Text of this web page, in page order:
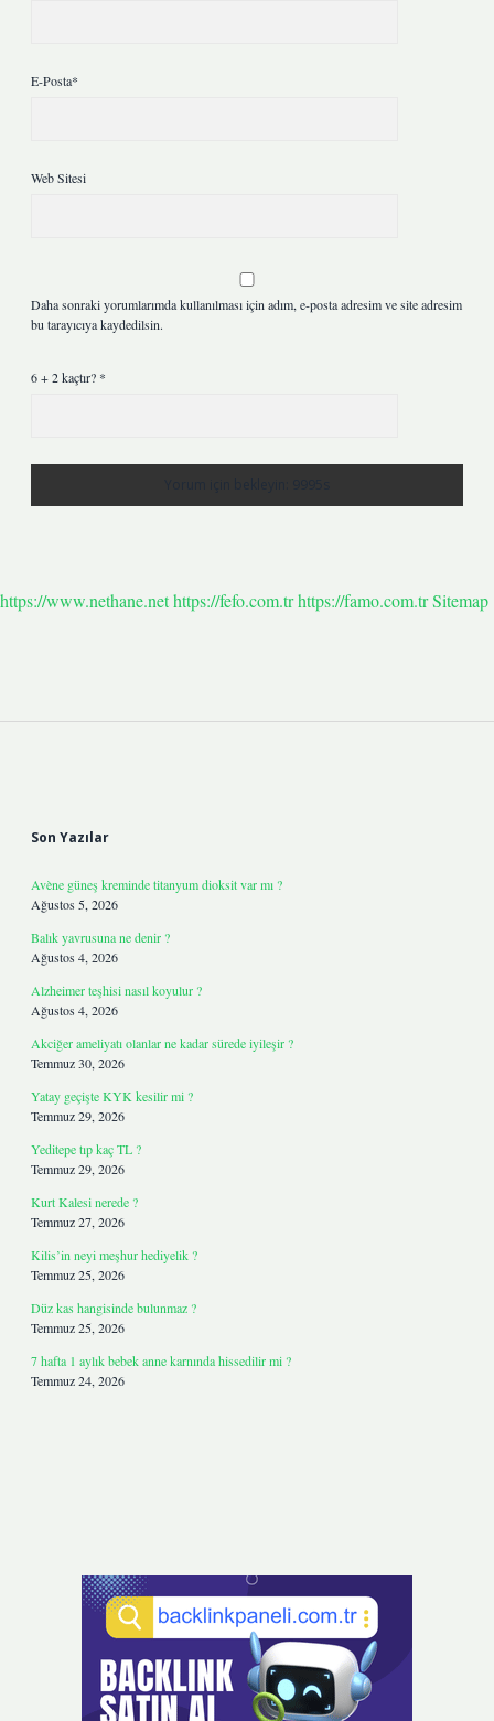
E-Posta*
Web Sitesi
Daha sonraki yorumlarımda kullanılması için adım, e-posta adresim ve site adresim
bu tarayıcıya kaydedilsin.
6 + 2 kaçtır? *
https://www.nethane.nethttps://fefo.com.trhttps://famo.com.trSitemap
Son Yazılar
Avène güneş kreminde titanyum dioksit var mı ?
Ağustos 5, 2026
Balık yavrusuna ne denir ?
Ağustos 4, 2026
Alzheimer teşhisi nasıl koyulur ?
Ağustos 4, 2026
Akciğer ameliyatı olanlar ne kadar sürede iyileşir ?
Temmuz 30, 2026
Yatay geçişte KYK kesilir mi ?
Temmuz 29, 2026
Yeditepe tıp kaç TL ?
Temmuz 29, 2026
Kurt Kalesi nerede ?
Temmuz 27, 2026
Kilis’in neyi meşhur hediyelik ?
Temmuz 25, 2026
Düz kas hangisinde bulunmaz ?
Temmuz 25, 2026
7 hafta 1 aylık bebek anne karnında hissedilir mi ?
Temmuz 24, 2026